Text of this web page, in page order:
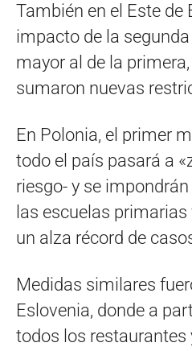
También en el Este de
impacto de la
mayor al de la
sumaron nuevas
En Polonia, el primer
todo el país pasará a
riesgo- y se
las escuelas
un alza récord de
Medidas similares
Eslovenia, donde a
todos los restaurantes